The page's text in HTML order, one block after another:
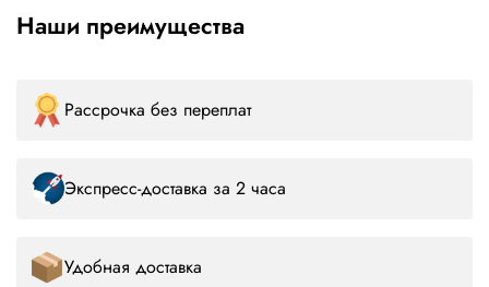
Наши преимущества
Рассрочка без переплат
Экспресс-доставка за 2 часа
Удобная доставка